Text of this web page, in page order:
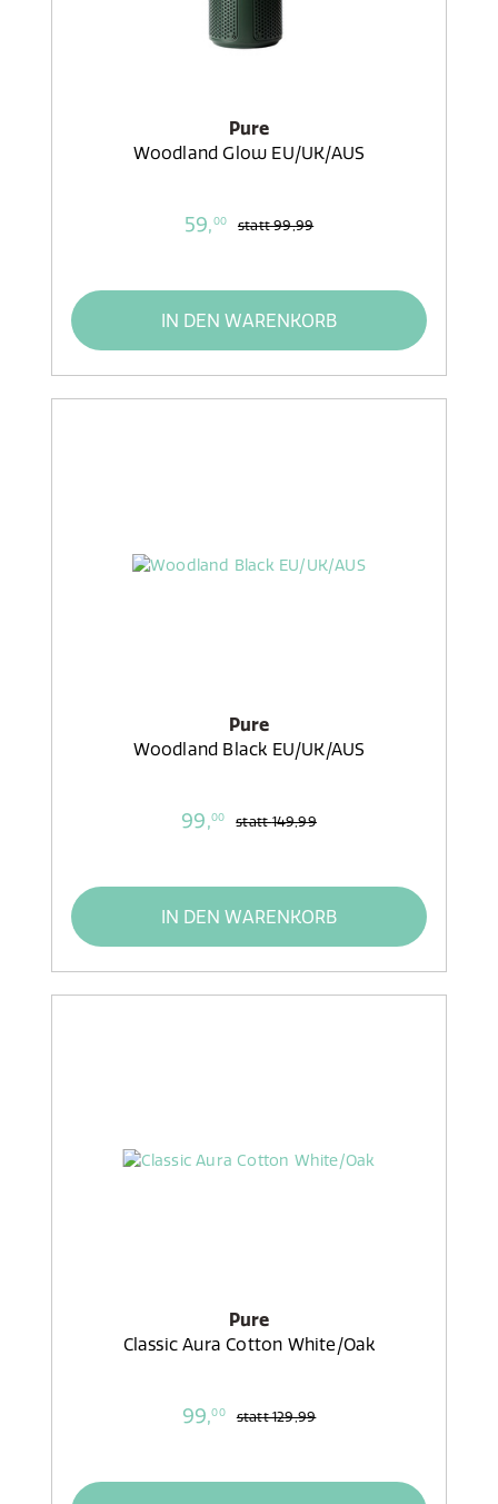
Pure
Woodland Glow EU/UK/AUS
59,00 statt99,99
IN DEN WARENKORB
Pure
Woodland Black EU/UK/AUS
99,00 statt149,99
IN DEN WARENKORB
Pure
Classic Aura Cotton White/Oak
99,00 statt129,99